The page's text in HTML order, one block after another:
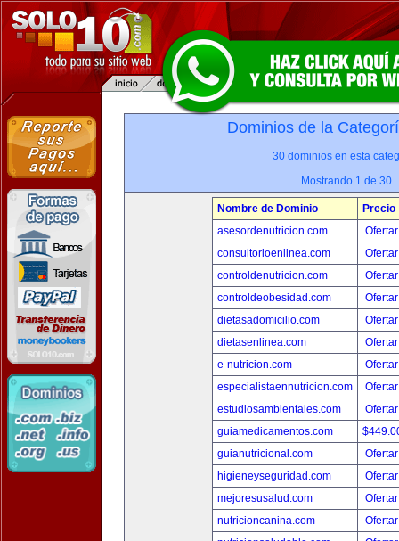
Dominios de la
30 dominios en esta
Mostrando 1 de 30
Nombre de Dominio
Precio
asesordenutricion.com
consultorioenlinea.com
controldenutricion.com
controldeobesidad.com
dietasadomicilio.com
dietasenlinea.com
e-nutricion.com
especialistaennutricion.com
estudiosambientales.com
guiamedicamentos.com
guianutricional.com
higieneyseguridad.com
mejoresusalud.com
nutricioncanina.com